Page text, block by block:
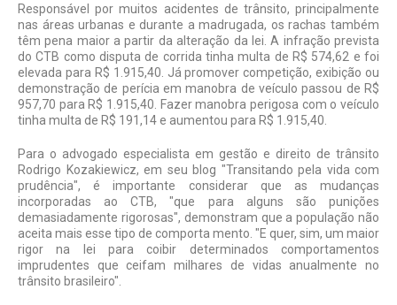
Responsável por muitos acidentes de trânsito, principalmente
nas áreas urbanas e durante a madrugada, os rachas também
têm pena maior a partir da alteração da lei. A infração prevista
do CTB como dis­puta de corrida tinha multa de R$ 574,62 e foi
elevada para R$ 1.915,40. Já promo­ver competição, exibição ou
demonstração de perícia em manobra de veículo passou de R$
957,70 para R$ 1.915,40. Fazer manobra perigosa com o veículo
tinha multa de R$ 191,14 e aumentou para R$ 1.915,40.
Para o advogado especialista em ges­tão e direito de trânsito
Rodrigo Kozakiewi­cz, em seu blog "Transitando pela vida com
prudência", é importante considerar que as mudanças
incorporadas ao CTB, "que para alguns são punições
demasiadamente rigorosas", demonstram que a população não
aceita mais esse tipo de comporta­ mento. "E quer, sim, um maior
rigor na lei para coibir determinados comportamentos
imprudentes que ceifam milhares de vidas anualmente no
trânsito brasileiro".